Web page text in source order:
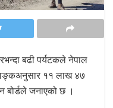
बढी पर्यटकले नेपाल
११ लाख ४७
बोर्डले जनाएको छ ।